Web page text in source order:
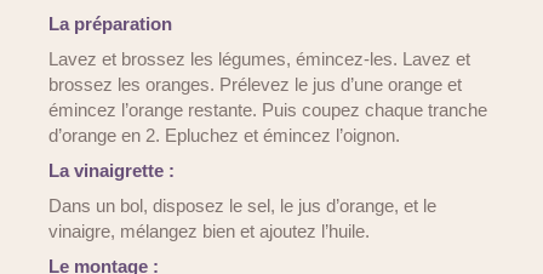
La préparation
Lavez et brossez les légumes, émincez-les. Lavez et
brossez les oranges. Prélevez le jus d’une orange et
émincez l’orange restante. Puis coupez chaque tranche
d’orange en 2. Epluchez et émincez l’oignon.
La vinaigrette :
Dans un bol, disposez le sel, le jus d’orange, et le
vinaigre, mélangez bien et ajoutez l’huile.
Le montage :